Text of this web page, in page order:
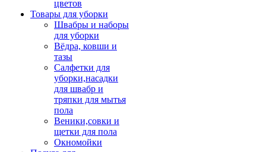
цветов
Товары для уборки
Швабры и наборы
для уборки
Вёдра, ковши и
тазы
Салфетки для
уборки,насадки
для швабр и
тряпки для мытья
пола
Веники,совки и
щетки для пола
Окномойки